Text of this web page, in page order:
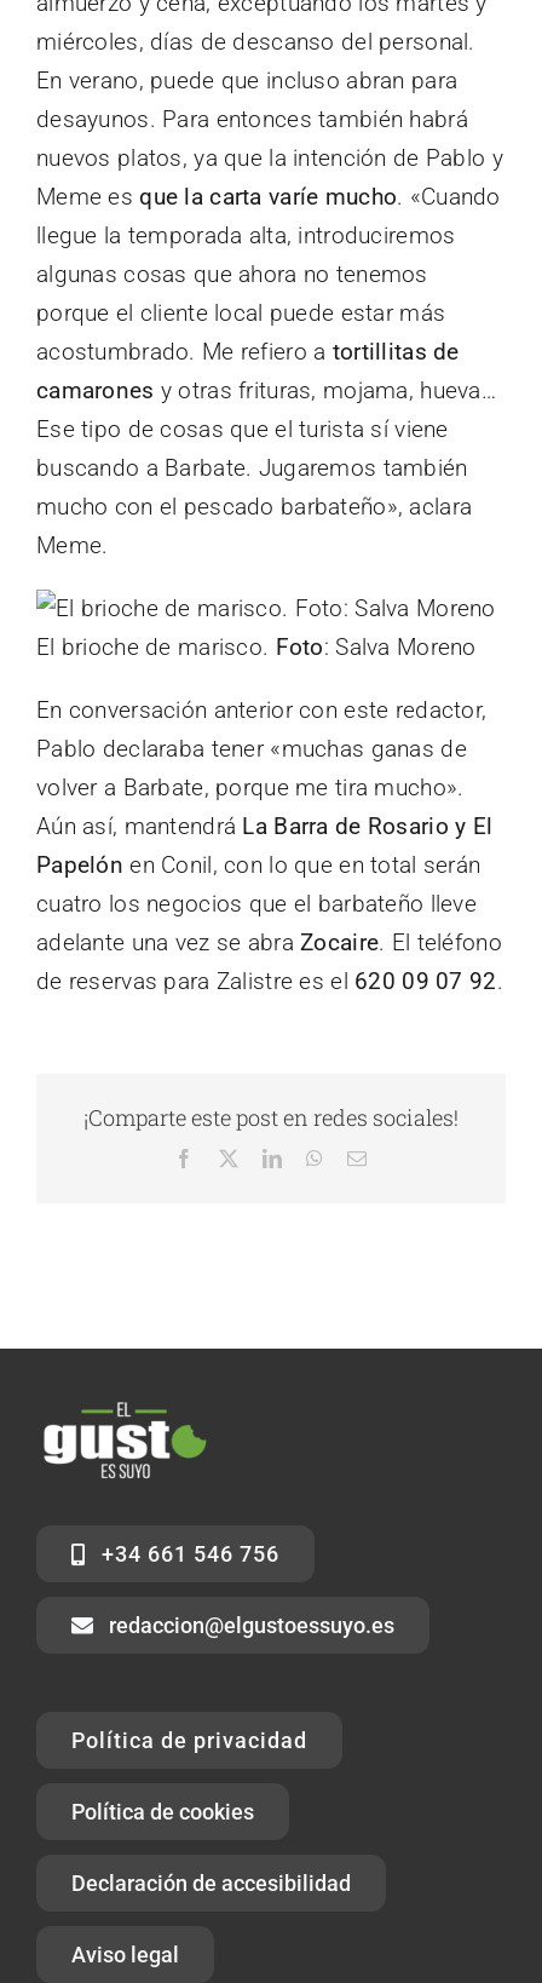
miércoles, días de descanso del personal.
En verano, puede que incluso abran para
desayunos. Para entonces también habrá
nuevos platos, ya que la intención de Pablo y
Meme es que la carta varíe mucho. «Cuando
llegue la temporada alta, introduciremos
algunas cosas que ahora no tenemos
porque el cliente local puede estar más
acostumbrado. Me refiero a tortillitas de
camarones y otras frituras, mojama, hueva…
Ese tipo de cosas que el turista sí viene
buscando a Barbate. Jugaremos también
mucho con el pescado barbateño», aclara
Meme.
El brioche de marisco. Foto: Salva Moreno
En conversación anterior con este redactor,
Pablo declaraba tener «muchas ganas de
volver a Barbate, porque me tira mucho».
Aún así, mantendrá La Barra de Rosario y El
Papelón en Conil, con lo que en total serán
cuatro los negocios que el barbateño lleve
adelante una vez se abraZocaire. El teléfono
de reservas para Zalistre es el 620 09 07 92.
¡Comparte este post en redes sociales!
Facebook LinkedInWhatsApp
Correo
+34 661 546 756
redaccion@elgustoessuyo.es
Política de privacidad
Política de cookies
Declaración de accesibilidad
Aviso legal